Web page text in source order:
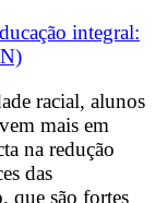
integral:
racial, alunos
mais em
na redução
das
que são fortes